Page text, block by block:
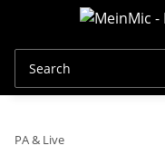
PA & Live